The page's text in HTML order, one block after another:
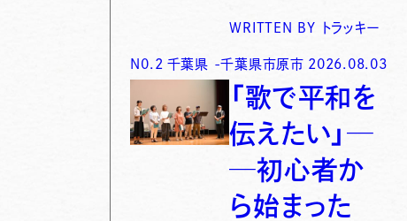
WRITTEN BY トラッキー
N0. 2 千葉県 -千葉県市原市 2026.08.03
「歌で平和を
伝えたい」─
─初心者か
ら始まった